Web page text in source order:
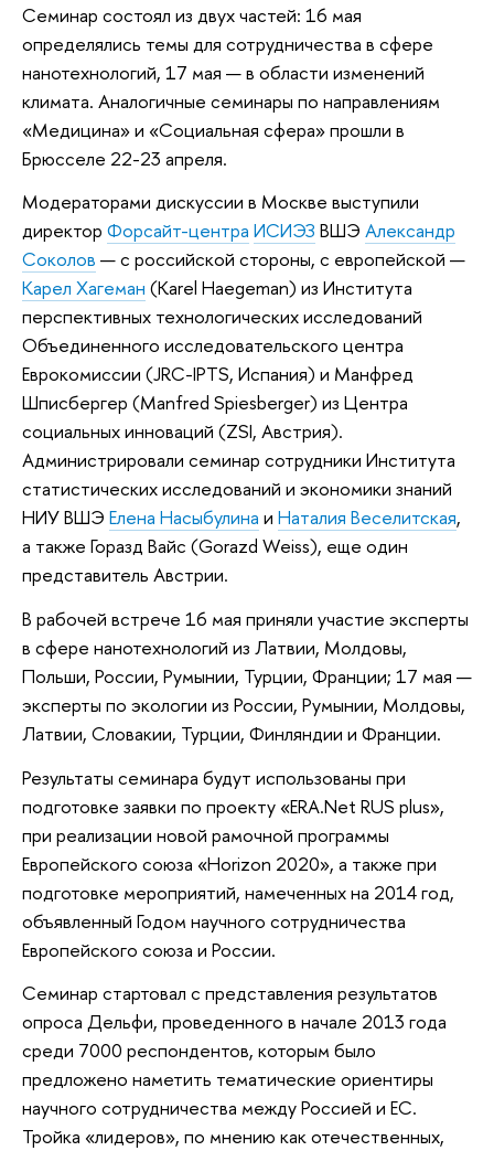
Семинар состоял из двух частей: 16 мая
определялись темы для сотрудничества в сфере
нанотехнологий, 17 мая — в области изменений
климата. Аналогичные семинары по направлениям
«Медицина» и «Социальная сфера» прошли в
Брюсселе 22-23 апреля.
Модераторами дискуссии в Москве выступили
директор Форсайт-центра ИСИЭЗ ВШЭ Александр
Соколов — с российской стороны, с европейской —
Карел Хагеман (Karel Haegeman) из Института
перспективных технологических исследований
Объединенного исследовательского центра
Еврокомиссии (JRC-IPTS, Испания) и Манфред
Шписбергер (Manfred Spiesberger) из Центра
социальных инноваций (ZSI, Австрия).
Администрировали семинар сотрудники Института
статистических исследований и экономики знаний
НИУ ВШЭ Елена Насыбулина и Наталия Веселитская,
а также Горазд Вайс (Gorazd Weiss), еще один
представитель Австрии.
В рабочей встрече 16 мая приняли участие эксперты
в сфере нанотехнологий из Латвии, Молдовы,
Польши, России, Румынии, Турции, Франции; 17 мая —
эксперты по экологии из России, Румынии, Молдовы,
Латвии, Словакии, Турции, Финляндии и Франции.
Результаты семинара будут использованы при
подготовке заявки по проекту «ERA.Net RUS plus»,
при реализации новой рамочной программы
Европейского союза «Horizon 2020», а также при
подготовке мероприятий, намеченных на 2014 год,
объявленный Годом научного сотрудничества
Европейского союза и России.
Семинар стартовал с представления результатов
опроса Дельфи, проведенного в начале 2013 года
среди 7000 респондентов, которым было
предложено наметить тематические ориентиры
научного сотрудничества между Россией и ЕС.
Тройка «лидеров», по мнению как отечественных,